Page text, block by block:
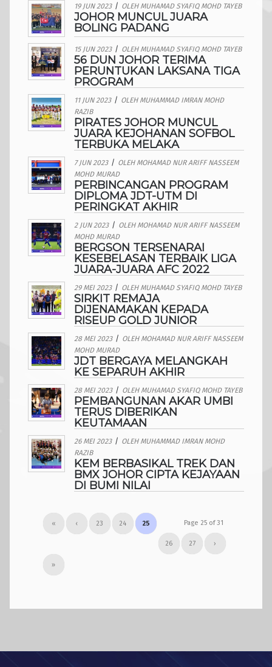
19 JUN 2023 / OLEH MUHAMAD SYAFIQ MOHD TAYEB
JOHOR MUNCUL JUARA
BOLING PADANG
15 JUN 2023 / OLEH MUHAMAD SYAFIQ MOHD TAYEB
56 DUN JOHOR TERIMA
PERUNTUKAN LAKSANA TIGA
PROGRAM
11 JUN 2023 / OLEH MUHAMMAD IMRAN MOHD
RAZIB
PIRATES JOHOR MUNCUL
JUARA KEJOHANAN SOFBOL
TERBUKA MELAKA
7 JUN 2023 / OLEH MOHAMAD NUR ARIFF NASSEEM
MOHD MURAD
PERBINCANGAN PROGRAM
DIPLOMA JDT-UTM DI
PERINGKAT AKHIR
2 JUN 2023 / OLEH MOHAMAD NUR ARIFF NASSEEM
MOHD MURAD
BERGSON TERSENARAI
KESEBELASAN TERBAIK LIGA
JUARA-JUARA AFC 2022
29 MEI 2023 / OLEH MUHAMAD SYAFIQ MOHD TAYEB
SIRKIT REMAJA
DIJENAMAKAN KEPADA
RISEUP GOLD JUNIOR
28 MEI 2023 / OLEH MOHAMAD NUR ARIFF NASSEEM
MOHD MURAD
JDT BERGAYA MELANGKAH
KE SEPARUH AKHIR
28 MEI 2023 / OLEH MUHAMAD SYAFIQ MOHD TAYEB
PEMBANGUNAN AKAR UMBI
TERUS DIBERIKAN
KEUTAMAAN
26 MEI 2023 / OLEH MUHAMMAD IMRAN MOHD
RAZIB
KEM BERBASIKAL TREK DAN
BMX JOHOR CIPTA KEJAYAAN
DI BUMI NILAI
Page 25 of 31
« ‹ 23 24 25
26 27 ›
»